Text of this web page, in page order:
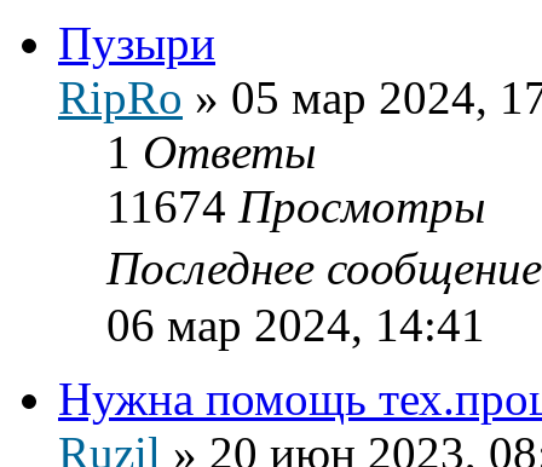
Пузыри
RipRo » 05 мар 2024,
1 Ответы
11674 Просмотры
Последнее
06 мар 2024, 14:41
Нужна помощь
Ruzil » 20 июн 2023,